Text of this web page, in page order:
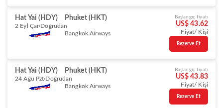
Hat Yai (HDY) Phuket (HKT)
2 Eyl Çar Doğrudan
Bangkok Airways
Başlangıç fiyatı
US$ 43.62
Fiyat/ Kişi
Rezerve Et
Hat Yai (HDY) Phuket (HKT)
24 Ağu Pzt Doğrudan
Bangkok Airways
Başlangıç fiyatı
US$ 43.83
Fiyat/ Kişi
Rezerve Et